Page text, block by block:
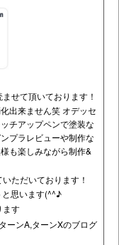
せて頂いております！
出来ません笑 オデッセ
チアップペンで塗装な
プラレビューや制作な
も楽しみながら制作&
ただいております！
と思います(^^♪
ます
ーンA,ターンXのブログ